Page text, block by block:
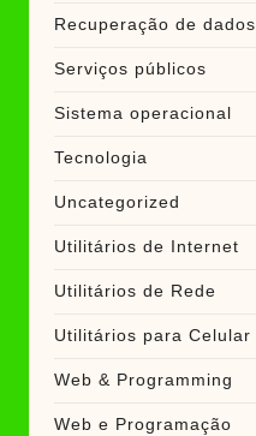
Recuperação de dados
Serviços públicos
Sistema operacional
Tecnologia
Uncategorized
Utilitários de Internet
Utilitários de Rede
Utilitários para Celular
Web & Programming
Web e Programação